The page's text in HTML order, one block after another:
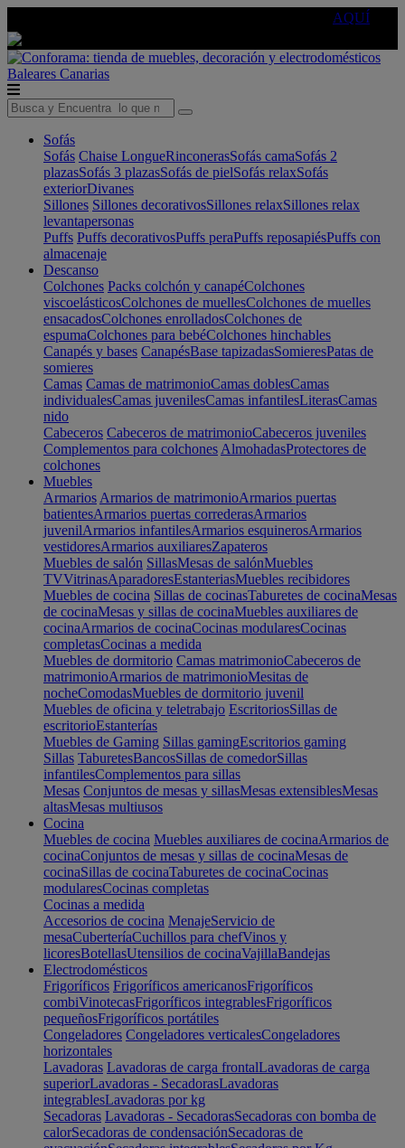
AQUÍ
Baleares Canarias
Sofás
Sofás Chaise LongueRinconerasSofás camaSofás 2
plazasSofás 3 plazasSofás de pielSofás relaxSofás
exteriorDivanes
Sillones Sillones decorativosSillones relaxSillones relax
levantapersonas
Puffs Puffs decorativosPuffs peraPuffs reposapiésPuffs con
almacenaje
Descanso
Colchones Packs colchón y canapéColchones
viscoelásticosColchones de muellesColchones de muelles
ensacadosColchones enrolladosColchones de
espumaColchones para bebéColchones hinchables
Canapés y bases CanapésBase tapizadasSomieresPatas de
somieres
Camas Camas de matrimonioCamas doblesCamas
individualesCamas juvenilesCamas infantilesLiterasCamas
nido
Cabeceros Cabeceros de matrimonioCabeceros juveniles
Complementos para colchones AlmohadasProtectores de
colchones
Muebles
Armarios Armarios de matrimonioArmarios puertas
batientesArmarios puertas correderasArmarios
juvenilArmarios infantilesArmarios esquinerosArmarios
vestidoresArmarios auxiliaresZapateros
Muebles de salón SillasMesas de salónMuebles
TVVitrinasAparadoresEstanteriasMuebles recibidores
Muebles de cocina Sillas de cocinasTaburetes de cocinaMesas
de cocinaMesas y sillas de cocinaMuebles auxiliares de
cocinaArmarios de cocinaCocinas modularesCocinas
completasCocinas a medida
Muebles de dormitorio Camas matrimonioCabeceros de
matrimonioArmarios de matrimonioMesitas de
nocheComodasMuebles de dormitorio juvenil
Muebles de oficina y teletrabajo EscritoriosSillas de
escritorioEstanterías
Muebles de Gaming Sillas gamingEscritorios gaming
Sillas TaburetesBancosSillas de comedorSillas
infantilesComplementos para sillas
Mesas Conjuntos de mesas y sillasMesas extensiblesMesas
altasMesas multiusos
Cocina
Muebles de cocina Muebles auxiliares de cocinaArmarios de
cocinaConjuntos de mesas y sillas de cocinaMesas de
cocinaSillas de cocinaTaburetes de cocinaCocinas
modularesCocinas completas
Cocinas a medida
Accesorios de cocina MenajeServicio de
mesaCuberteríaCuchillos para chefVinos y
licoresBotellasUtensilios de cocinaVajillaBandejas
Electrodomésticos
Frigoríficos Frigoríficos americanosFrigoríficos
combiVinotecasFrigoríficos integrablesFrigoríficos
pequeñosFrigoríficos portátiles
Congeladores Congeladores verticalesCongeladores
horizontales
Lavadoras Lavadoras de carga frontalLavadoras de carga
superiorLavadoras - SecadorasLavadoras
integrablesLavadoras por kg
Secadoras Lavadoras - SecadorasSecadoras con bomba de
calorSecadoras de condensaciónSecadoras de